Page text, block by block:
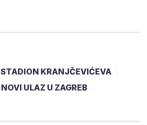
STADION KRANJČEVIĆEVA
NOVI ULAZ U ZAGREB